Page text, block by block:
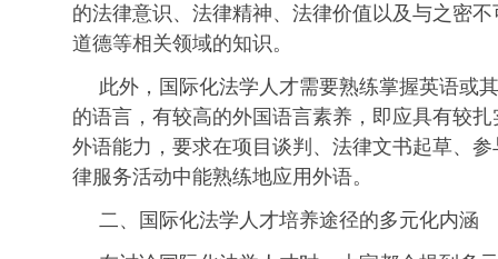
的法律意识、法律精神、法律价值以及与之密
道德等相关领域的知识。
此外，国际化法学人才需要熟练掌握英语或
的语言，有较高的外国语言素养，即应具有较
外语能力，要求在项目谈判、法律文书起草、
律服务活动中能熟练地应用外语。
二、国际化法学人才培养途径的多元化内涵